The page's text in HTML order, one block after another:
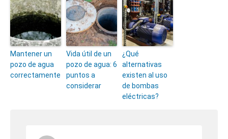
Mantener un
pozo de agua
correctamente
Vida útil de un
pozo de agua: 6
puntos a
considerar
¿Qué
alternativas
existen al uso
de bombas
eléctricas?